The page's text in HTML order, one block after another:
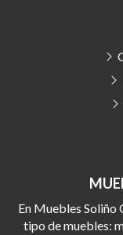
En Muebles Soliño
tipo de muebles: